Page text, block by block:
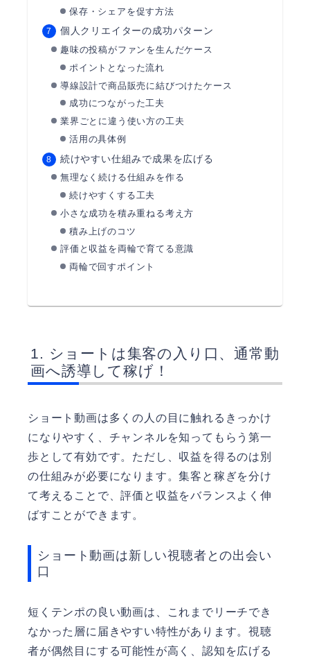
保存・シェアを促す方法
個人クリエイターの成功パターン
趣味の投稿がファンを生んだケース
ポイントとなった流れ
導線設計で商品販売に結びつけたケース
成功につながった工夫
業界ごとに違う使い方の工夫
活用の具体例
続けやすい仕組みで成果を広げる
無理なく続ける仕組みを作る
続けやすくする工夫
小さな成功を積み重ねる考え方
積み上げのコツ
評価と収益を両輪で育てる意識
両輪で回すポイント
ショートは集客の入り口、通常動
画へ誘導して稼げ！
ショート動画は多くの人の目に触れるきっかけ
になりやすく、チャンネルを知ってもらう第一
歩として有効です。ただし、収益を得るのは別
の仕組みが必要になります。集客と稼ぎを分け
て考えることで、評価と収益をバランスよく伸
ばすことができます。
ショート動画は新しい視聴者との出会い
口
短くテンポの良い動画は、これまでリーチでき
なかった層に届きやすい特性があります。視聴
者が偶然目にする可能性が高く、認知を広げる